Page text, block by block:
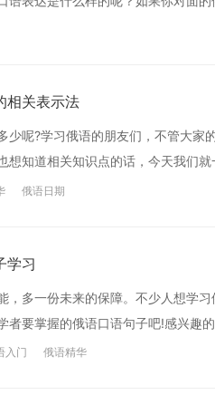
相关表示法
呢?学习俄语的朋友们，不管大家
想知道相关知识点的话，今天我们
俄语日期
学习
，多一份未来的保障。不少人想学
者要掌握的俄语口语句子吧!感兴趣
入门 俄语精华